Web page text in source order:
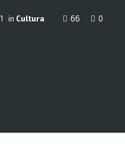
in Cultura 66 0